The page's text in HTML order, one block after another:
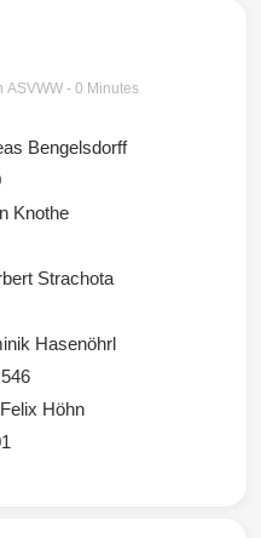
ASVWW - 0 Minutes
Bengelsdorff
Knothe
Strachota
Hasenöhrl
Höhn